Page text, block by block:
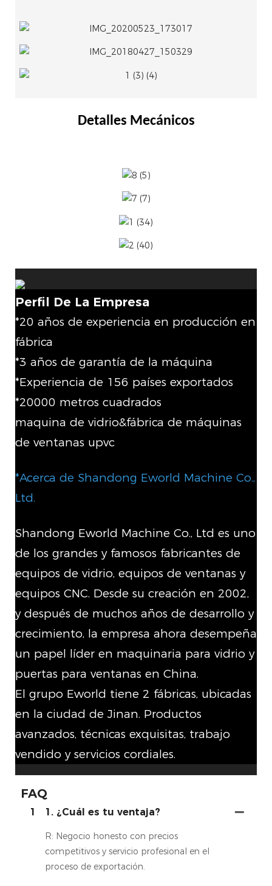
Detalles Mecánicos
Perfil De La Empresa
*20 años de experiencia en producción en
fábrica
*3 años de garantía de la máquina
*Experiencia de 156 países exportados
*20000 metros cuadrados
maquina de vidrio&fábrica de máquinas
de ventanas upvc
*Acerca de Shandong Eworld Machine Co.,
Ltd.
Shandong Eworld Machine Co., Ltd es uno
de los grandes y famosos fabricantes de
equipos de vidrio, equipos de ventanas y
equipos CNC. Desde su creación en 2002,
y después de muchos años de desarrollo y
crecimiento, la empresa ahora desempeña
un papel líder en maquinaria para vidrio y
puertas para ventanas en China.
El grupo Eworld tiene 2 fábricas, ubicadas
en la ciudad de Jinan. Productos
avanzados, técnicas exquisitas, trabajo
vendido y servicios cordiales.
FAQ
1 1. ¿Cuál es tu ventaja?
R: Negocio honesto con precios
competitivos y servicio profesional en el
proceso de exportación.